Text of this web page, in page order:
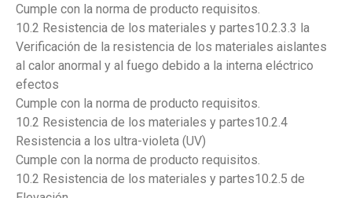
Cumple con la norma de producto requisitos.
10.2 Resistencia de los materiales y partes10.2.3.3 la
Verificación de la resistencia de los materiales aislantes
al calor anormal y al fuego debido a la interna eléctrico
efectos
Cumple con la norma de producto requisitos.
10.2 Resistencia de los materiales y partes10.2.4
Resistencia a los ultra-violeta (UV)
Cumple con la norma de producto requisitos.
10.2 Resistencia de los materiales y partes10.2.5 de